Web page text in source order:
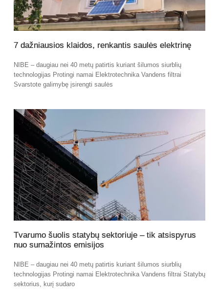
7 dažniausios klaidos, renkantis saulės elektrinę
NIBE – daugiau nei 40 metų patirtis kuriant šilumos siurblių
technologijas Protingi namai Elektrotechnika Vandens filtrai
Svarstote galimybę įsirengti saulės
Tvarumo šuolis statybų sektoriuje – tik atsispyrus
nuo sumažintos emisijos
NIBE – daugiau nei 40 metų patirtis kuriant šilumos siurblių
technologijas Protingi namai Elektrotechnika Vandens filtrai Statybų
sektorius, kurį sudaro